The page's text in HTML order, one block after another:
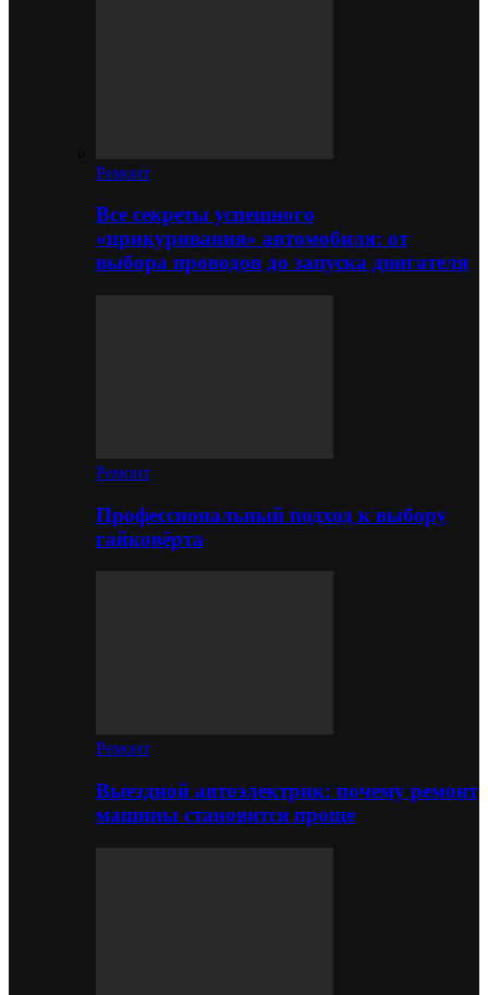
Ремонт
Все секреты успешного
«прикуривания» автомобиля: от
выбора проводов до запуска двигателя
Ремонт
Профессиональный подход к выбору
гайковёрта
Ремонт
Выездной автоэлектрик: почему ремонт
машины становится проще